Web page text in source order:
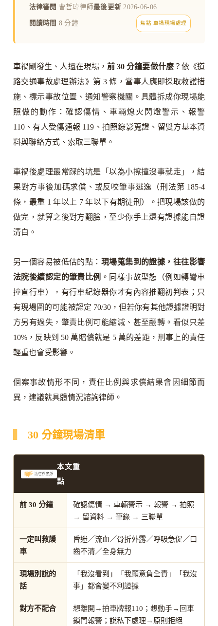
法律審閱 曹哲瑋律師最後更新 2026-06-06
閱讀時間 8 分鐘 焦點 車禍現場處理
車禍剛發生、人還在現場， 前 30 分鐘要做什麼？依《道
路交通事故處理辦法》第 3 條，當事人應即採取救護措
施、標示事故位置、通知警察機關。具體拆成你現場能
照做的動作：確認傷情、車輛熄火閃燈警示、報警
110、有人受傷通報 119、拍照錄影蒐證、留雙方基本資
料與聯絡方式、索取三聯單。
車禍後處理最常踩的坑是「以為小擦撞沒事就走」，結
果對方事後加碼求償、或反咬肇事逃逸（刑法第 185-4
條，最重 1 年以上 7 年以下有期徒刑）。把現場該做的
做完，就算之後對方翻臉，至少你手上還有證據能自證
清白。
另一個容易被低估的點： 現場蒐集到的證據，往往影響
法院後續認定的肇責比例 。同樣事故型態（例如轉彎車
撞直行車），有行車紀錄器你才有內容推翻初判表；只
有現場圖的可能被認定 70/30，但若你有其他證據證明對
方另有過失，肇責比例可能縮減、甚至翻轉。看似只差
10%，反映到 50 萬賠償就是 5 萬的差距，刑事上的責任
輕重也會受影響。
個案事故情形不同，責任比例與求償結果會因細節而
異，建議就具體情況諮詢律師。
30 分鐘現場清單
本文重
點
前 30 分鐘
確認傷情 → 車輛警示 → 報警 → 拍照
→ 留資料 → 筆錄 → 三聯單
一定叫救護
車
昏迷／流血／骨折外露／呼吸急促／口
齒不清／全身無力
現場別說的
話
「我沒看到」「我願意負全責」「我沒
事」都會變不利證據
對方不配合
想離開→拍車牌報110；想動手→回車
鎖門報警；說私下處理→原則拒絕